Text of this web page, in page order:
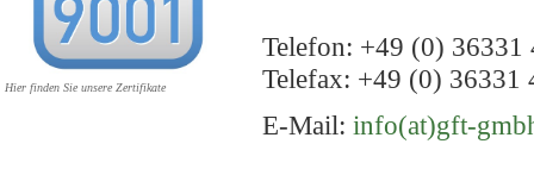
Hier finden Sie unsere Zertifikate
Telefon: +49 (0) 36331
Telefax: +49 (0) 36331
E-Mail: info(at)gft-